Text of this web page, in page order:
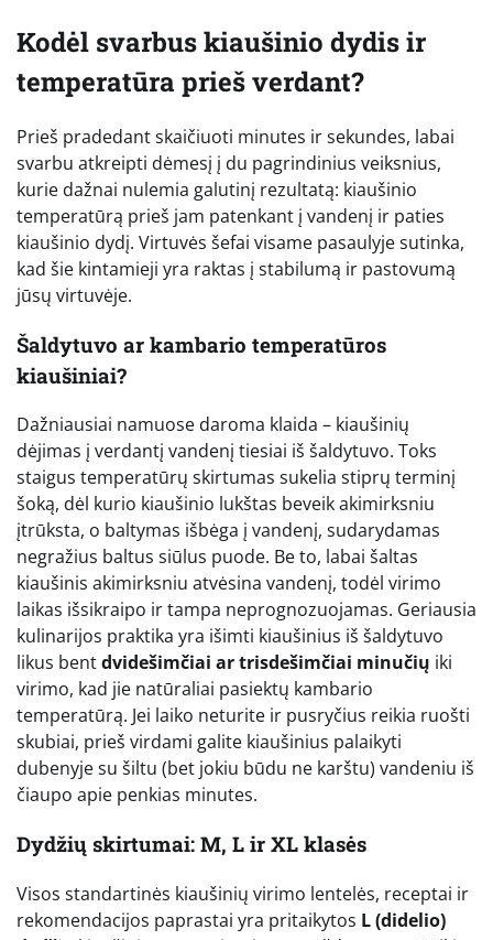
Kodėl svarbus kiaušinio dydis ir
temperatūra prieš verdant?
Prieš pradedant skaičiuoti minutes ir sekundes, labai
svarbu atkreipti dėmesį į du pagrindinius veiksnius,
kurie dažnai nulemia galutinį rezultatą: kiaušinio
temperatūrą prieš jam patenkant į vandenį ir paties
kiaušinio dydį. Virtuvės šefai visame pasaulyje sutinka,
kad šie kintamieji yra raktas į stabilumą ir pastovumą
jūsų virtuvėje.
Šaldytuvo ar kambario temperatūros
kiaušiniai?
Dažniausiai namuose daroma klaida – kiaušinių
dėjimas į verdantį vandenį tiesiai iš šaldytuvo. Toks
staigus temperatūrų skirtumas sukelia stiprų terminį
šoką, dėl kurio kiaušinio lukštas beveik akimirksniu
įtrūksta, o baltymas išbėga į vandenį, sudarydamas
negražius baltus siūlus puode. Be to, labai šaltas
kiaušinis akimirksniu atvėsina vandenį, todėl virimo
laikas išsikraipo ir tampa neprognozuojamas. Geriausia
kulinarijos praktika yra išimti kiaušinius iš šaldytuvo
likus bentdvidešimčiai ar trisdešimčiai minučių iki
virimo, kad jie natūraliai pasiektų kambario
temperatūrą. Jei laiko neturite ir pusryčius reikia ruošti
skubiai, prieš virdami galite kiaušinius palaikyti
dubenyje su šiltu (bet jokiu būdu ne karštu) vandeniu iš
čiaupo apie penkias minutes.
Dydžių skirtumai: M, L ir XL klasės
Visos standartinės kiaušinių virimo lentelės, receptai ir
rekomendacijos paprastai yra pritaikytos L (didelio)